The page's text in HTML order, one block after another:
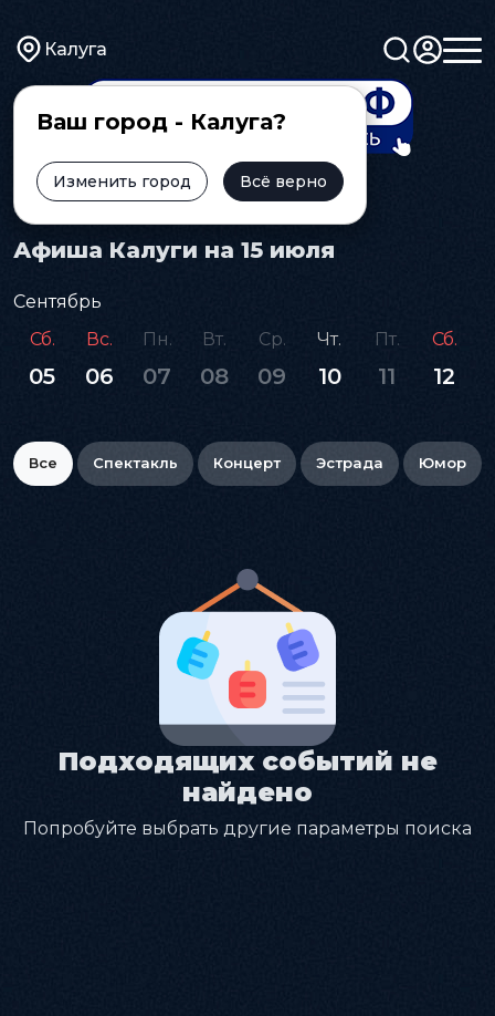
Калуга
Ваш город - Калуга?
Изменить город Всё верно
Главная Афиша
Афиша Калуги на 15 июля
Сентябрь
Сб.
05
Вс.
06
Пн.
07
Вт.
08
Ср.
09
Чт.
10
Пт.
11
Сб.
12
Все Спектакль Концерт Эстрада Юмор
Подходящих событий не
найдено
Попробуйте выбрать другие параметры поиска